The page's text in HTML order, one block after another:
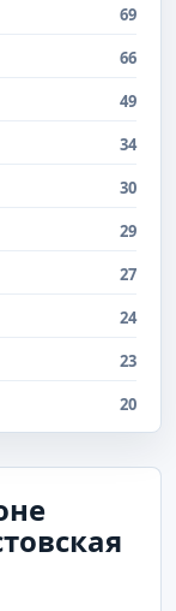
69
66
49
34
30
29
27
24
23
20
14